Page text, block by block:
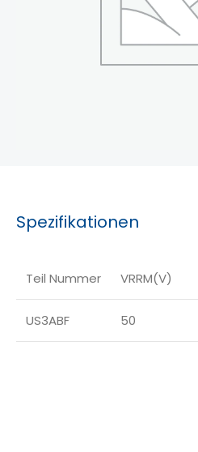
Spezifikationen
Teil Nummer VRRM(V)
US3ABF 50